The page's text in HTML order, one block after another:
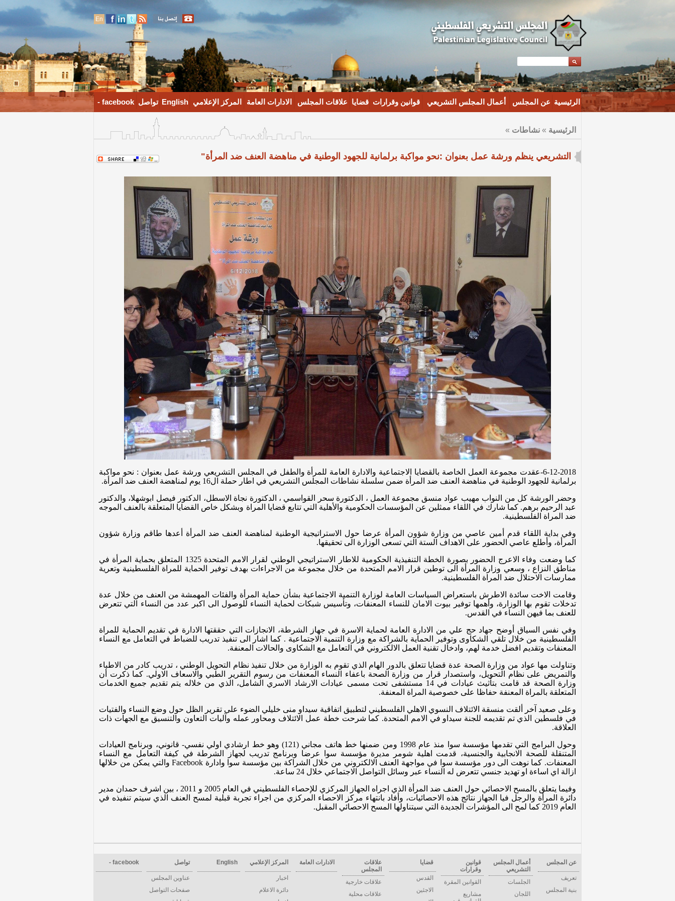
En
الرئيسية عن المجلس أعمال المجلس التشريعي قوانين وقرارات قضايا علاقات المجلس الادارات العامة المركز الإعلامي English تواصل facebook -
الرئيسية » نشاطات »
التشريعي ينظم ورشة عمل بعنوان :نحو مواكبة برلمانية للجهود الوطنية في مناهضة العنف ضد المرأة"
6-12-2018-عقدت مجموعة العمل الخاصة بالقضايا الاجتماعية والادارة العامة للمرأة والطفل في المجلس التشريعي ورشة عمل بعنوان : نحو مواكبة
برلمانية للجهود الوطنية في مناهضة العنف ضد المرأة ضمن سلسلة نشاطات المجلس التشريعي في اطار حملة ال16 يوم لمناهضة العنف ضد المرأة.
وحضر الورشة كل من النواب مهيب عواد منسق مجموعة العمل ، الدكتورة سحر القواسمي ، الدكتورة نجاة الاسطل، الدكتور فيصل ابوشهلا، والدكتور
عبد الرحيم برهم. كما شارك في اللقاء ممثلين عن المؤسسات الحكومية والأهلية التي تتابع قضايا المراة وبشكل خاص القضايا المتعلقة بالعنف الموجه
ضد المراة الفلسطينية.
وفي بداية اللقاء قدم أمين عاصي من وزارة شؤون المرأة عرضا حول الاستراتيجية الوطنية لمناهضة العنف ضد المرأة أعدها طاقم وزارة شؤون
المرأة، وأطلع عاصي الحضور على الاهداف الستة التي تسعى الوزارة الى تحقيقها.
كما وضعت وفاء الاعرج الحضور بصورة الخطة التنفيذية الحكومية للاطار الاستراتيجي الوطني لقرار الامم المتحدة 1325 المتعلق بحماية المرأة في
مناطق النزاع ، وسعي وزارة المرأة الى توطين قرار الامم المتحدة من خلال مجموعة من الاجراءات بهدف توفير الحماية للمراة الفلسطينية وتعرية
ممارسات الاحتلال ضد المراة الفلسطينية.
وقامت الاخت سائدة الاطرش باستعراض السياسات العامة لوزارة التنمية الاجتماعية بشأن حماية المرأة والفئات المهمشة من العنف من خلال عدة
تدخلات تقوم بها الوزارة، وأهمها توفير بيوت الامان للنساء المعنفات، وتأسيس شبكات لحماية النساء للوصول الى اكبر عدد من النساء التي تتعرض
للعنف بما فيهن النساء في القدس.
وفي نفس السياق أوضح جهاد حج علي من الادارة العامة لحماية الاسرة في جهاز الشرطة، الانجازات التي حققتها الادارة في تقديم الحماية للمراة
الفلسطينية من خلال تلقي الشكاوى وتوفير الحماية بالشراكة مع وزارة التنمية الاجتماعية . كما اشار الى تنفيذ تدريب للضباط في التعامل مع النساء
المعنفات وتقديم افضل خدمة لهم، وادخال تقنية العمل الالكتروني في التعامل مع الشكاوى والحالات المعنفة.
وتناولت مها عواد من وزارة الصحة عدة قضايا تتعلق بالدور الهام الذي تقوم به الوزارة من خلال تنفيذ نظام التحويل الوطني ، تدريب كادر من الاطباء
والتمريض على نظام التحويل، واستصدار قرار من وزارة الصحة باعفاء النساء المعنفات من رسوم التقرير الطبي والاسعاف الاولي. كما ذكرت أن
وزارة الصحة قد قامت بتأثيث عيادات في 14 مستشفى تحت مسمى عيادات الارشاد الاسري الشامل، الذي من خلاله يتم تقديم جميع الخدمات
المتعلقة بالمراة المعنفة حفاظا على خصوصية المراة المعنفة.
وعلى صعيد آخر ألقت منسقة الائتلاف النسوي الاهلي الفلسطيني لتطبيق اتفاقية سيداو منى خليلي الضوء على تقرير الظل حول وضع النساء والفتيات
في فلسطين الذي تم تقديمه للجنة سيداو في الامم المتحدة. كما شرحت خطة عمل الائتلاف ومحاور عمله وآليات التعاون والتنسيق مع الجهات ذات
العلاقة.
وحول البرامج التي تقدمها مؤسسة سوا منذ عام 1998 ومن ضمنها خط هاتف مجاني (121
) وهو خط ارشادي اولي نفسي- قانوني، وبرنامج العيادات
المتنقلة للصحة الانجابية والجنسية، قدمت اهلية شومر مديرة مؤسسة سوا عرضا وبرنامج تدريب لجهاز الشرطة في كيفة التعامل مع النساء
المعنفات. كما نوهت الى دور مؤسسة سوا في مواجهة العنف الالكتروني من خلال الشراكة بين مؤسسة سوا وادارة Facebookوالتي يمكن من خلالها
ازالة اي اساءة او تهديد جنسي تتعرض له النساء عبر وسائل التواصل الاجتماعي خلال 24 ساعة.
وفيما يتعلق بالمسح الاحصائي حول العنف ضد المرأة الذي اجراه الجهاز المركزي للإحصاء الفلسطيني في العام 2005 و 2011 ، بين اشرف حمدان مدير
دائرة المرأة والرجل فيا الجهاز نتائج هذه الاحصائيات، وأفاد بانتهاء مركز الاحصاء المركزي من اجراء تجربة قبلية لمسح العنف الذي سيتم تنفيذه في
العام 2019 كما لمح الى المؤشرات الجديدة التي سيتناولها المسح الاحصائي المقبل.
عن المجلس
تعريف
بنية المجلس
أعمال المجلس
التشريعي
الجلسات
اللجان
قوانين
وقرارات
القوانين المقرة
مشاريع
قضايا
القدس
الاجئين
علاقات
المجلس
علاقات خارجية
علاقات محلية
الادارات العامة المركز الإعلامي
اخبار
دائرة الاعلام
English تواصل
عناوين المجلس
صفحات التواصل
facebook -